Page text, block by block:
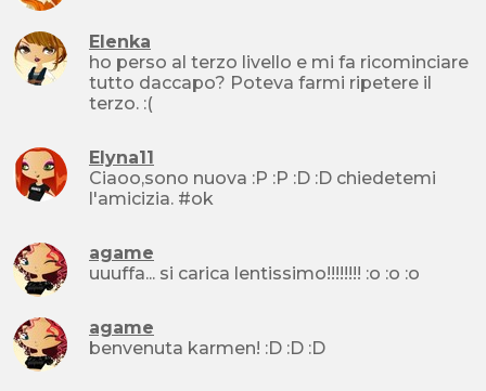
Elenka
ho perso al terzo livello e mi fa ricominciare
tutto daccapo? Poteva farmi ripetere il
terzo. :(
Elyna11
Ciaoo,sono nuova :P :P :D :D chiedetemi
l'amicizia. #ok
agame
uuuffa... si carica lentissimo!!!!!!!! :o :o :o
agame
benvenuta karmen! :D :D :D